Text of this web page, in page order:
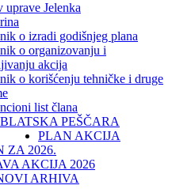
uprave Jelenka
o izradi godišnjeg plana
o organizovanju i
akcija
o korišćenju tehničke i druge
list člana
PEŠČARA
PLAN AKCIJA
ZA 2026.
AKCIJA 2026
ARHIVA